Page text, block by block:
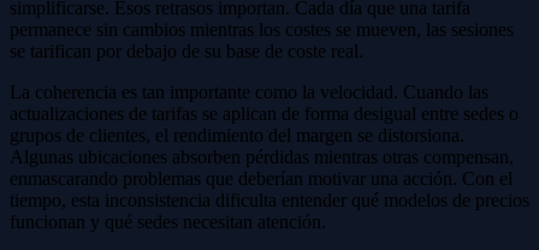
simplificarse. Esos retrasos importan. Cada día que una tarifa
permanece sin cambios mientras los costes se mueven, las sesiones
se tarifican por debajo de su base de coste real.
La coherencia es tan importante como la velocidad. Cuando las
actualizaciones de tarifas se aplican de forma desigual entre sedes o
grupos de clientes, el rendimiento del margen se distorsiona.
Algunas ubicaciones absorben pérdidas mientras otras compensan,
enmascarando problemas que deberían motivar una acción. Con el
tiempo, esta inconsistencia dificulta entender qué modelos de precios
funcionan y qué sedes necesitan atención.